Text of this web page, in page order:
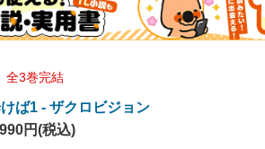
全3巻完結
ば1 - ザクロビジョン
円(税込)